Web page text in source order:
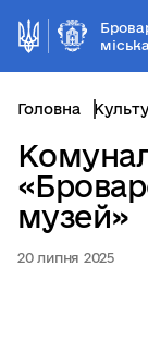
Головна
музей»
20 липня 2025